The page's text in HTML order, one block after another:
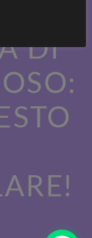
A
DI